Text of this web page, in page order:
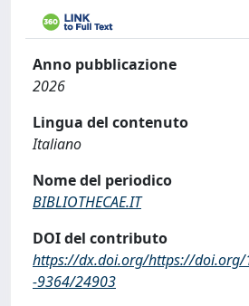
Anno pubblicazione
2026
Lingua del contenuto
Italiano
Nome del periodico
BIBLIOTHECAE.IT
DOI del contributo
https://dx.doi.org/https://doi.org/
-9364/24903